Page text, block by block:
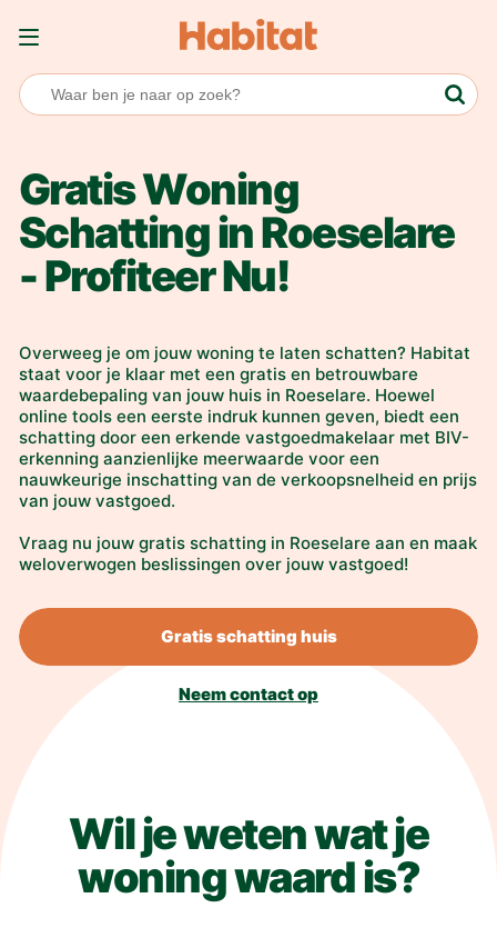
Gratis Woning
Schatting in Roeselare
- Profiteer Nu!
Overweeg je om jouw woning te laten schatten? Habitat
staat voor je klaar met een gratis en betrouwbare
waardebepaling van jouw huis in Roeselare. Hoewel
online tools een eerste indruk kunnen geven, biedt een
schatting door een erkende vastgoedmakelaar met BIV-
erkenning aanzienlijke meerwaarde voor een
nauwkeurige inschatting van de verkoopsnelheid en prijs
van jouw vastgoed.
Vraag nu jouw gratis schatting in Roeselare aan en maak
weloverwogen beslissingen over jouw vastgoed!
Gratis schatting huis
Neem contact op
Wil je weten wat je
woning waard is?